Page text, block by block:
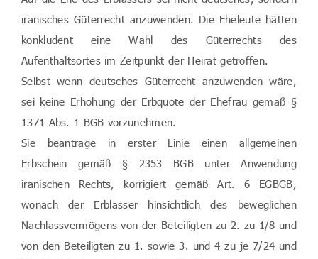
iranisches Güterrecht anzuwenden. Die Eheleute hätten
konkludent eine Wahl des Güterrechts des
Aufenthaltsortes im Zeitpunkt der Heirat getroffen.
Selbst wenn deutsches Güterrecht anzuwenden wäre,
sei keine Erhöhung der Erbquote der Ehefrau gemäß §
1371 Abs. 1 BGB vorzunehmen.
Sie beantrage in erster Linie einen allgemeinen
Erbschein gemäß § 2353 BGB unter Anwendung
iranischen Rechts, korrigiert gemäß Art. 6 EGBGB,
wonach der Erblasser hinsichtlich des beweglichen
Nachlassvermögens von der Beteiligten zu 2. zu 1/8 und
von den Beteiligten zu 1. sowie 3. und 4 zu je 7/24 und